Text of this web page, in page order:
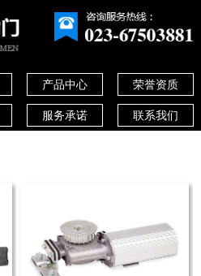
产品中心 荣誉资质
服务承诺 联系我们